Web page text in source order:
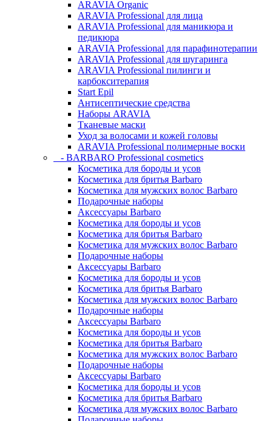
ARAVIA Organic
ARAVIA Professional для лица
ARAVIA Professional для маникюра и
педикюра
ARAVIA Professional для парафинотерапии
ARAVIA Professional для шугаринга
ARAVIA Professional пилинги и
карбокситерапия
Start Epil
Антисептические средства
Наборы ARAVIA
Тканевые маски
Уход за волосами и кожей головы
ARAVIA Professional полимерные воски
- BARBARO Professional cosmetics
Косметика для бороды и усов
Косметика для бритья Barbaro
Косметика для мужских волос Barbaro
Подарочные наборы
Аксессуары Barbaro
Косметика для бороды и усов
Косметика для бритья Barbaro
Косметика для мужских волос Barbaro
Подарочные наборы
Аксессуары Barbaro
Косметика для бороды и усов
Косметика для бритья Barbaro
Косметика для мужских волос Barbaro
Подарочные наборы
Аксессуары Barbaro
Косметика для бороды и усов
Косметика для бритья Barbaro
Косметика для мужских волос Barbaro
Подарочные наборы
Аксессуары Barbaro
Косметика для бороды и усов
Косметика для бритья Barbaro
Косметика для мужских волос Barbaro